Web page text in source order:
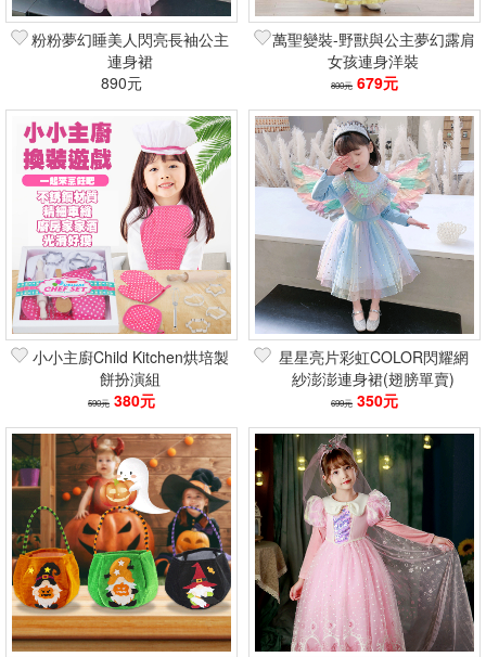
粉粉夢幻睡美人閃亮長袖公主
連身裙
890元
萬聖變裝-野獸與公主夢幻露肩
女孩連身洋裝
800元 679元
小小主廚Child Kitchen烘培製
餅扮演組
590元 380元
星星亮片彩虹COLOR閃耀網
紗澎澎連身裙(翅膀單賣)
699元 350元